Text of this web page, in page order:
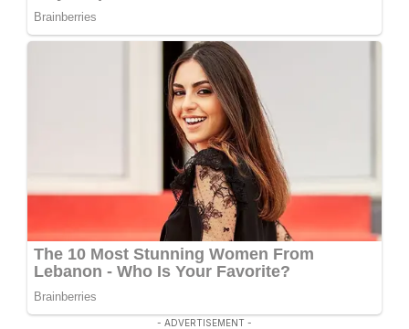
- ADVERTISEMENT -